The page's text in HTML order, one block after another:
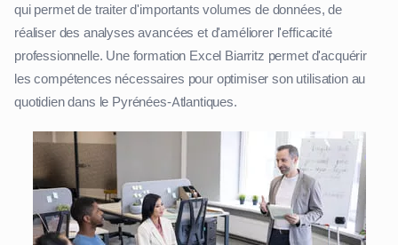
qui permet de traiter d'importants volumes de données, de
réaliser des analyses avancées et d'améliorer l'efficacité
professionnelle. Une formation Excel Biarritz permet d'acquérir
les compétences nécessaires pour optimiser son utilisation au
quotidien dans le Pyrénées-Atlantiques.